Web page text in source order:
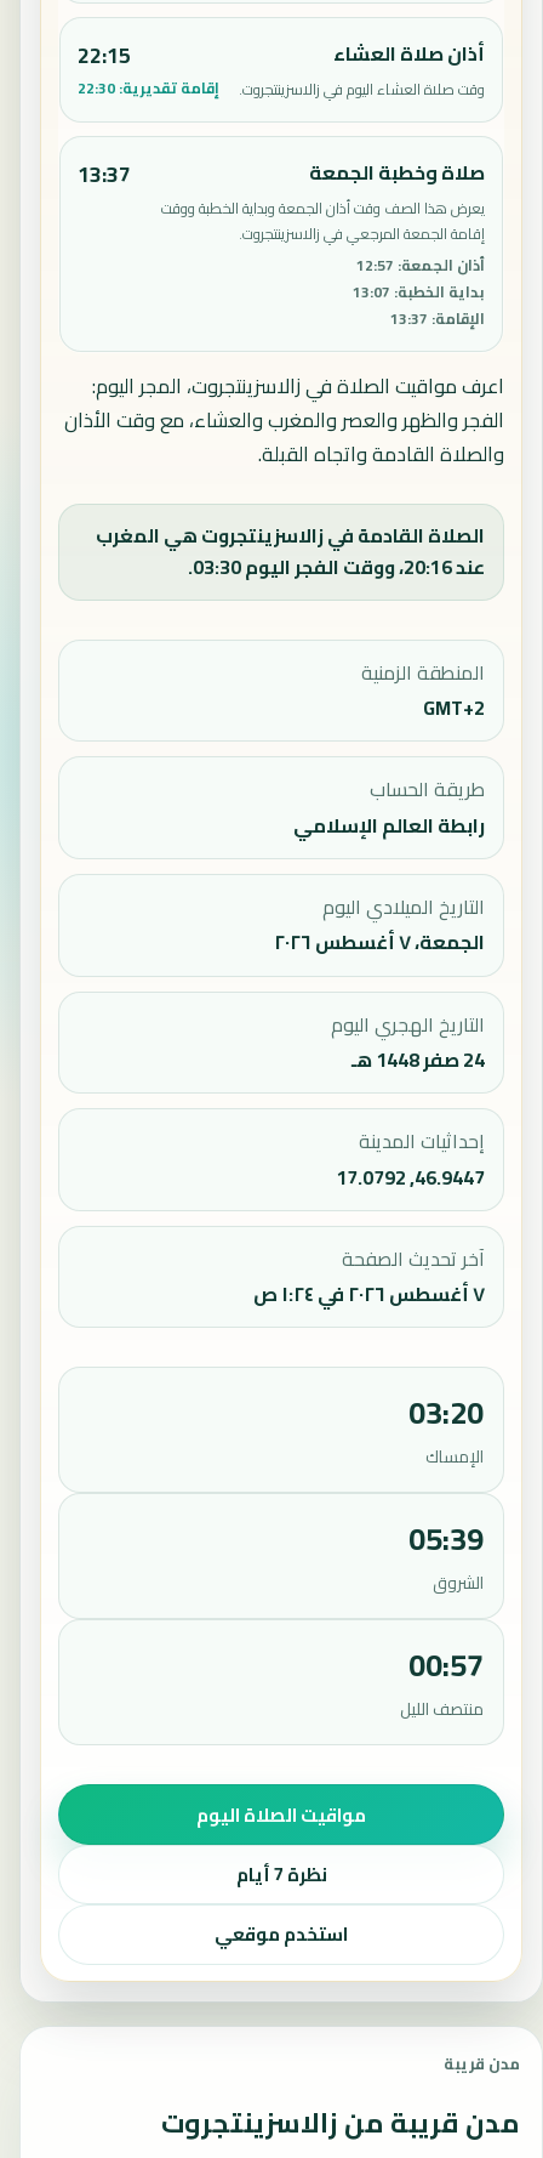
أذان صلاة العشاء
وقت صلاة العشاء اليوم في زالاسزينتجروت.
22:15
إقامة تقديرية:22:30
صلاة وخطبة الجمعة
يعرض هذا الصف وقت أذان الجمعة وبداية الخطبة ووقت
إقامة الجمعة المرجعي في زالاسزينتجروت.
أذان الجمعة:
12:57
بداية الخطبة:
13:07
الإقامة:
13:37
13:37
اعرف مواقيت الصلاة في زالاسزينتجروت، المجر اليوم:
الفجر والظهر والعصر والمغرب والعشاء، مع وقت الأذان
والصلاة القادمة واتجاه القبلة.
الصلاة القادمة في زالاسزينتجروت هي المغرب
عند 20:16، ووقت الفجر اليوم 03:30.
المنطقة الزمنية
GMT+2
طريقة الحساب
رابطة العالم الإسلامي
التاريخ الميلادي اليوم
الجمعة، ٧ أغسطس ٢٠٢٦
التاريخ الهجري اليوم
24 صفر 1448 هـ
إحداثيات المدينة
46.9447, 17.0792
آخر تحديث الصفحة
٧ أغسطس ٢٠٢٦ في ١:٢٤ ص
03:20
الإمساك
05:39
الشروق
00:57
منتصف الليل
مواقيت الصلاة اليوم
نظرة 7 أيام
استخدم موقعي
مدن قريبة
مدن قريبة من زالاسزينتجروت